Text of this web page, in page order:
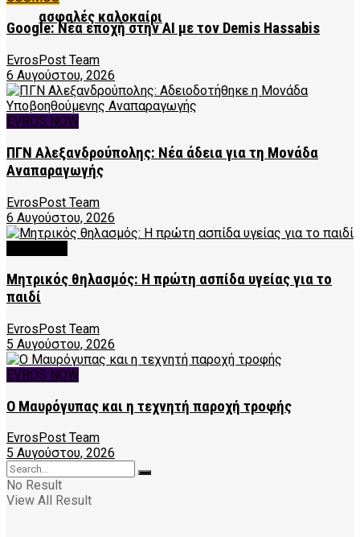
ασφαλές καλοκαίρι
Google: Νέα εποχή στην AI με τον Demis Hassabis
EvrosPost Team
6 Αυγούστου, 2026
EVROS NOW
ΠΓΝ Αλεξανδρούπολης: Νέα άδεια για τη Μονάδα
Αναπαραγωγής
EvrosPost Team
6 Αυγούστου, 2026
Μητρικός θηλασμός: Η πρώτη ασπίδα υγείας για το
παιδί
EvrosPost Team
5 Αυγούστου, 2026
EVROS NOW
Ο Μαυρόγυπας και η τεχνητή παροχή τροφής
EvrosPost Team
5 Αυγούστου, 2026
No Result
View All Result